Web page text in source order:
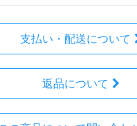
支払い・配送について
返品について